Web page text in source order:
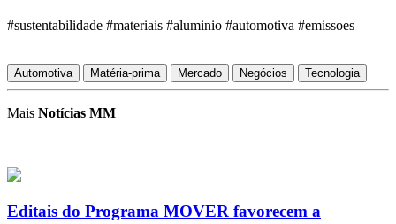
#sustentabilidade #materiais #aluminio #automotiva #emissoes
Automotiva Matéria-prima Mercado Negócios Tecnologia
Mais Notícias MM
Editais do Programa MOVER favorecem a